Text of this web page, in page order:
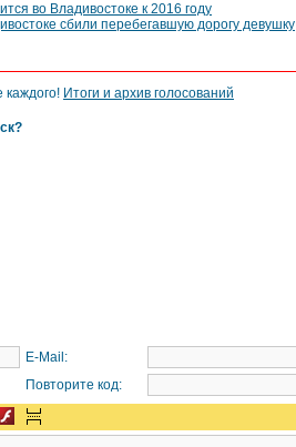
во Владивостоке к 2016 году
сбили перебегавшую дорогу девушку
каждого! Итоги и архив голосований
E-Mail:
Повторите код: